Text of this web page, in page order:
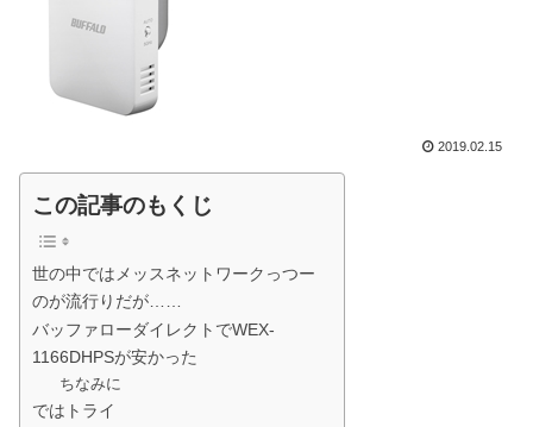
2019.02.15
この記事のもくじ
世の中ではメッスネットワークっつー
のが流行りだが……
バッファローダイレクトでWEX-
1166DHPSが安かった
ちなみに
ではトライ